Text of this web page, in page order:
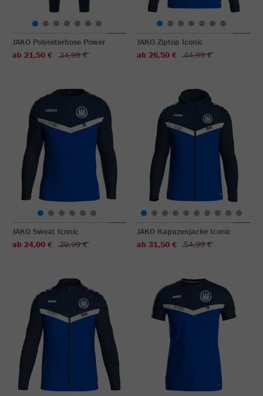
JAKO Polyesterhose Power
ab 21,50 €
34,99 €
JAKO Ziptop Iconic
ab 26,50 €
44,99 €
JAKO Sweat Iconic
ab 24,00 €
39,99 €
JAKO Kapuzenjacke Iconic
ab 31,50 €
54,99 €